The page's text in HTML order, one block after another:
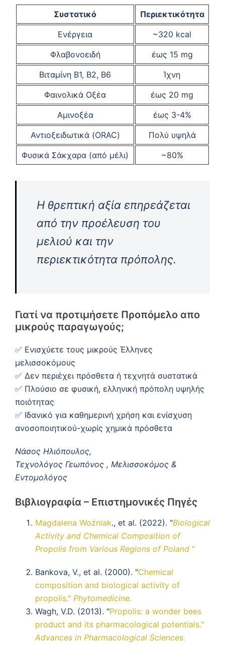
Συστατικό
Περιεκτικότητα
Ενέργεια
~320 kcal
Φλαβονοειδή
έως 15 mg
Βιταμίνη B1, B2, B6
Ίχνη
Φαινολικά Οξέα
έως 20 mg
Αμινοξέα
έως 3-4%
Αντιοξειδωτικά (ORAC)
Πολύ υψηλά
Φυσικά Σάκχαρα (από μέλι)
~80%
Η θρεπτική αξία επηρεάζεται
από την προέλευση του
μελιού και την
περιεκτικότητα πρόπολης.
Γιατί να προτιμήσετε Προπόμελο απο
μικρούς παραγωγούς;
✅ Ενισχύετε τους μικρούς Έλληνες
μελισσοκόμους
✅ Δεν περιέχει πρόσθετα ή τεχνητά συστατικά
✅ Πλούσιο σε φυσική, ελληνική πρόπολη υψηλής
ποιότητας
✅ Ιδανικό για καθημερινή χρήση και ενίσχυση
ανοσοποιητικού-χωρίς χημικά πρόσθετα
Νάσος Ηλιόπουλος,
Τεχνολόγος Γεωπόνος , Μελισσοκόμος &
Εντομολόγος
Βιβλιογραφία – Επιστημονικές Πηγές
Magdalena Woźniak., et al. (2022). "Biological
Activity and Chemical Composition of
Propolis from Various Regions of Poland "
Bankova, V., et al. (2000). "Chemical
composition and biological activity of
propolis." Phytomedicine.
Wagh, V.D. (2013). "Propolis: a wonder bees
product and its pharmacological potentials."
Advances in Pharmacological Sciences.